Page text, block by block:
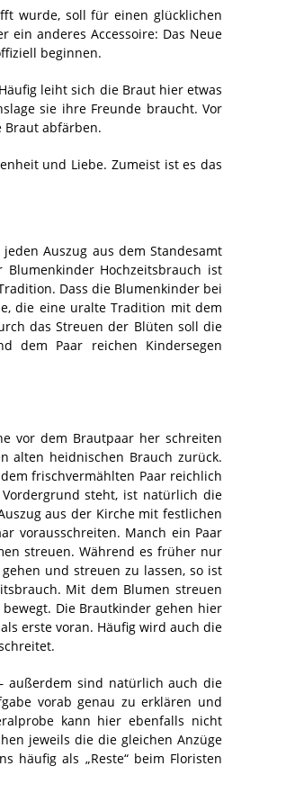
wurde, soll für einen glücklichen
ein anderes Accessoire: Das Neue
beginnen.
leiht sich die Braut hier etwas
sie ihre Freunde braucht. Vor
Braut abfärben.
und Liebe. Zumeist ist es das
Auszug aus dem Standesamt
Hochzeitsbrauch ist
Dass die Blumenkinder bei
die eine uralte Tradition mit dem
das Streuen der Blüten soll die
dem Paar reichen Kindersegen
vor dem Brautpaar her schreiten
alten heidnischen Brauch zurück.
frischvermählten Paar reichlich
steht, ist natürlich die
aus der Kirche mit festlichen
vorausschreiten. Manch ein Paar
streuen. Während es früher nur
und streuen zu lassen, so ist
Mit dem Blumen streuen
Die Brautkinder gehen hier
erste voran. Häufig wird auch die
außerdem sind natürlich auch die
vorab genau zu erklären und
kann hier ebenfalls nicht
jeweils die die gleichen Anzüge
häufig als „Reste“ beim Floristen